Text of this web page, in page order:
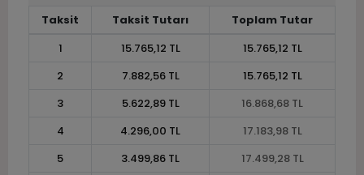
Taksit Taksit Tutarı
Toplam Tutar
1
15.765,12 TL
15.765,12 TL
2
7.882,56 TL
15.765,12 TL
3
5.622,89 TL
16.868,68 TL
4
4.296,00 TL
17.183,98 TL
5
3.499,86 TL 17.499,28 TL